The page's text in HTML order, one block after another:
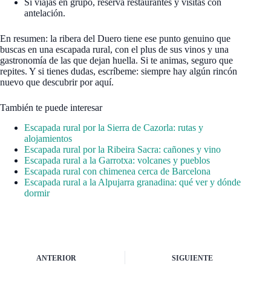
Si viajas en grupo, reserva restaurantes y visitas con
antelación.
En resumen: la ribera del Duero tiene ese punto genuino que
buscas en una escapada rural, con el plus de sus vinos y una
gastronomía de las que dejan huella. Si te animas, seguro que
repites. Y si tienes dudas, escríbeme: siempre hay algún rincón
nuevo que descubrir por aquí.
También te puede interesar
Escapada rural por la Sierra de Cazorla: rutas y
alojamientos
Escapada rural por la Ribeira Sacra: cañones y vino
Escapada rural a la Garrotxa: volcanes y pueblos
Escapada rural con chimenea cerca de Barcelona
Escapada rural a la Alpujarra granadina: qué ver y dónde
dormir
ANTERIOR SIGUIENTE